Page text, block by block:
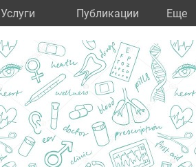
Услуги Публикации Eще